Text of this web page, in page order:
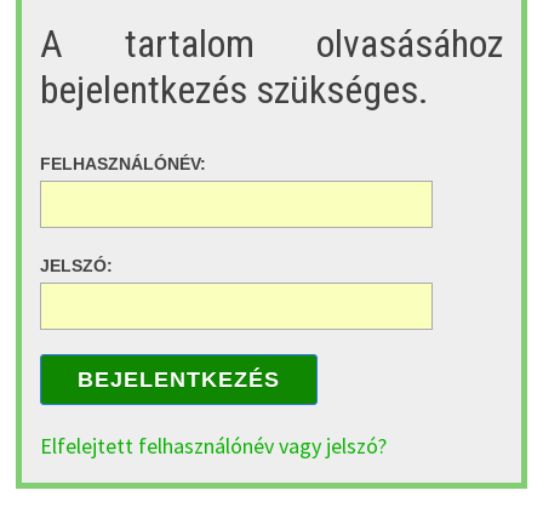
A tartalom olvasásához
bejelentkezés szükséges.
FELHASZNÁLÓNÉV:
JELSZÓ:
BEJELENTKEZÉS
Elfelejtett felhasználónév vagy jelszó?